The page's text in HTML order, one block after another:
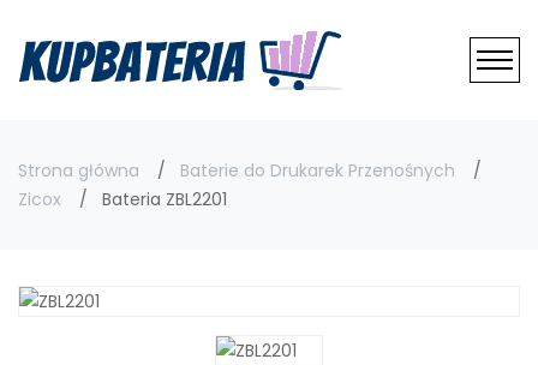
Strona główna
Baterie do Drukarek Przenośnych
Zicox
Bateria ZBL2201